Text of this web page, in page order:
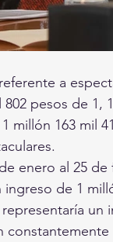
a
802 pesos de 1,
millón 163 mil
enero al 25
ingreso de 1
un
constantemente